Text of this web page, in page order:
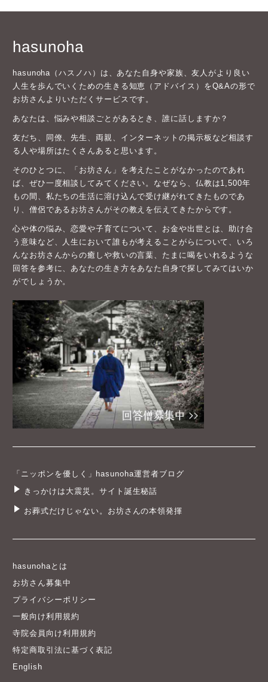
hasunoha
hasunoha（ハスノハ）は、あなた自身や家族、友人がより良い
人生を歩んでいくための生きる知恵（アドバイス）をQ&Aの形で
お坊さんよりいただくサービスです。
あなたは、悩みや相談ごとがあるとき、誰に話しますか？
友だち、同僚、先生、両親、インターネットの掲示板など相談す
る人や場所はたくさんあると思います。
そのひとつに、「お坊さん」を考えたことがなかったのであれ
ば、ぜひ一度相談してみてください。なぜなら、仏教は1,500年
もの間、私たちの生活に溶け込んで受け継がれてきたものであ
り、僧侶であるお坊さんがその教えを伝えてきたからです。
心や体の悩み、恋愛や子育てについて、お金や出世とは、助け合
う意味など、人生において誰もが考えることがらについて、いろ
んなお坊さんからの癒しや救いの言葉、たまに喝をいれるような
回答を参考に、あなたの生き方をあなた自身で探してみてはいか
がでしょうか。
「ニッポンを優しく」hasunoha運営者ブログ
きっかけは大震災。サイト誕生秘話
お葬式だけじゃない。お坊さんの本領発揮
hasunohaとは
お坊さん募集中
プライバシーポリシー
一般向け利用規約
寺院会員向け利用規約
特定商取引法に基づく表記
English